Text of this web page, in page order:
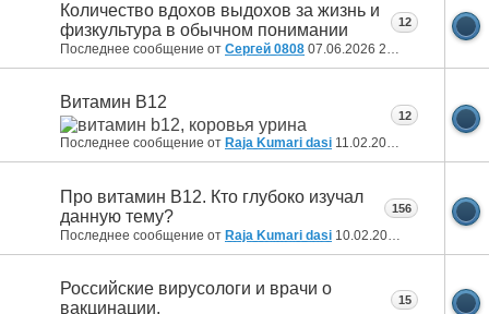
Количество вдохов выдохов за жизнь и
физкультура в обычном понимании
Последнее сообщение от Сергей 0808 07.06.2026 20:20
12
Витамин B12
Последнее сообщение от Raja Kumari dasi 11.02.2025
12
Про витамин В12. Кто глубоко изучал
данную тему?
Последнее сообщение от Raja Kumari dasi 10.02.2025
156
Российские вирусологи и врачи о
вакцинации.
15